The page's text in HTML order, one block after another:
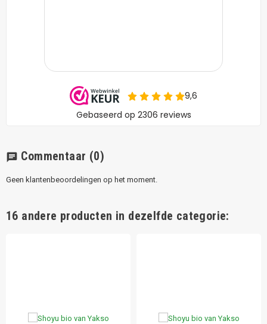
chat Commentaar (0)
Geen klantenbeoordelingen op het moment.
16 andere producten in dezelfde categorie: